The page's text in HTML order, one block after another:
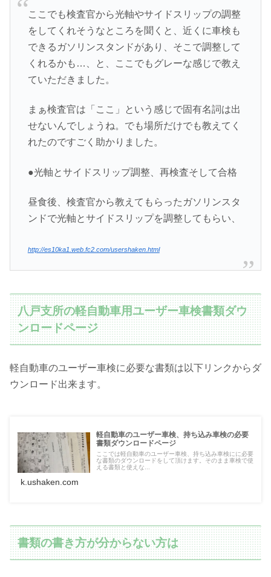
ここでも検査官から光軸やサイドスリップの調整
をしてくれそうなところを聞くと、近くに車検も
できるガソリンスタンドがあり、そこで調整して
くれるかも…、と、ここでもグレーな感じで教え
ていただきました。
まぁ検査官は「ここ」という感じで固有名詞は出
せないんでしょうね。でも場所だけでも教えてく
れたのですごく助かりました。
●光軸とサイドスリップ調整、再検査そして合格
昼食後、検査官から教えてもらったガソリンスタ
ンドで光軸とサイドスリップを調整してもらい、
http://es10ka1.web.fc2.com/usershaken.html
八戸支所の軽自動車用ユーザー車検書類ダウ
ンロードページ
軽自動車のユーザー車検に必要な書類は以下リンクからダ
ウンロード出来ます。
軽自動車のユーザー車検、持ち込み車検の必要
書類ダウンロードページ
ここでは軽自動車のユーザー車検、持ち込み車検にに必要
な書類のダウンロードをして頂けます。そのまま車検で使
える書類と使えな...
k.ushaken.com
書類の書き方が分からない方は